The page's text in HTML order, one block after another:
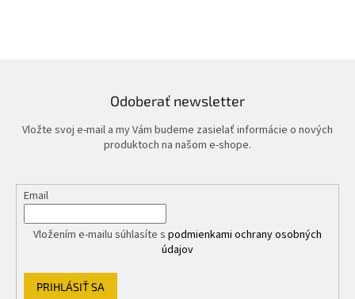
r
v
k
y
p
u
Odoberať newsletter
Vložte svoj e-mail a my Vám budeme zasielať informácie o nových
produktoch na našom e-shope.
Email
Vložením e-mailu súhlasíte s podmienkami ochrany osobných
údajov
PRIHLÁSIŤ SA